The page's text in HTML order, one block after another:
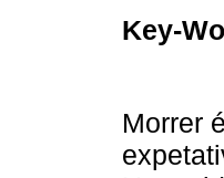
Key-
Morrer